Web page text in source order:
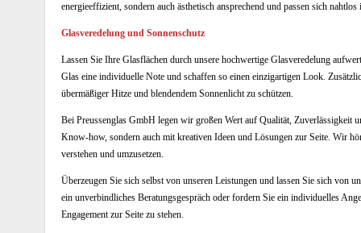
energieeffizient, sondern auch ästhetisch ansprechend und passen sich
Glasveredelung und Sonnenschutz
Lassen Sie Ihre Glasflächen durch unsere hochwertige Glasveredelung
Glas eine individuelle Note und schaffen so einen einzigartigen Look.
übermäßiger Hitze und blendendem Sonnenlicht zu schützen.
Bei Preussenglas GmbH legen wir großen Wert auf Qualität, Zuverlässigkeit
Know-how, sondern auch mit kreativen Ideen und Lösungen zur Seite. Wir
verstehen und umzusetzen.
Überzeugen Sie sich selbst von unseren Leistungen und lassen Sie sich von
ein unverbindliches Beratungsgespräch oder fordern Sie ein individuelles
Engagement zur Seite zu stehen.